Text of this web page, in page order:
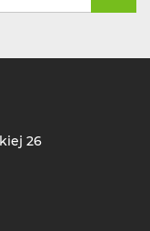
26